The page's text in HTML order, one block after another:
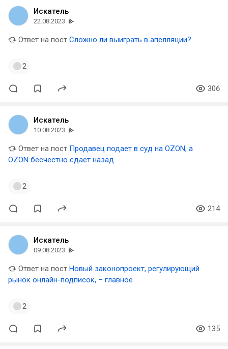
Искатель
22.08.2023
Ответ на пост Сложно ли выиграть в апелляции?
2
306
Искатель
10.08.2023
Ответ на пост Продавец подает в суд на OZON, а
OZON бесчестно сдает назад
2
214
Искатель
09.08.2023
Ответ на пост Новый законопроект, регулирующий
рынок онлайн-подписок, – главное
2
135